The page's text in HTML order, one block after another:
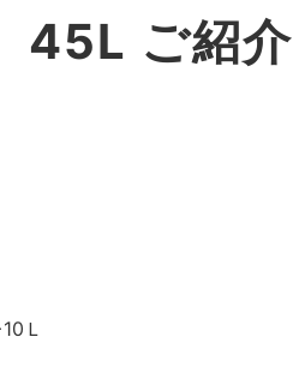
45L ご紹介
Ｌ